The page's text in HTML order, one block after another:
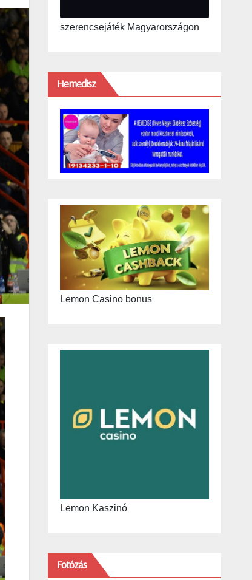
szerencsejáték Magyarországon
Hemedisz
Lemon Casino bonus
Lemon Kaszinó
Fotózás